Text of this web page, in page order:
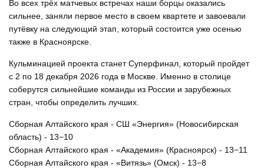
Во всех трёх матчевых встречах наши борцы оказались
сильнее, заняли первое место в своем квартете и завоевали
путёвку на следующий этап, который состоится уже осенью
также в Красноярске.
Кульминацией проекта станет Суперфинал, который пройдет
с 2 по 18 декабря 2026 года в Москве. Именно в столице
соберутся сильнейшие команды из России и зарубежных
стран, чтобы определить лучших.
Сборная Алтайского края - СШ «Энергия» (Новосибирская
область) - 13−10
Сборная Алтайского края - «Академия» (Красноярск) - 13−11
Сборная Алтайского края - «Витязь» (Омск) - 13−8